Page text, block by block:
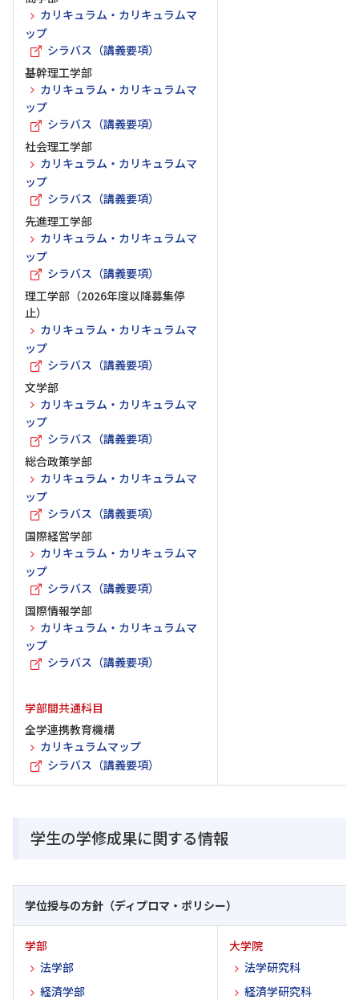
カリキュラム・カリキュラムマ
ップ
シラバス（講義要項）
基幹理工学部
カリキュラム・カリキュラムマ
ップ
シラバス（講義要項）
社会理工学部
カリキュラム・カリキュラムマ
ップ
シラバス（講義要項）
先進理工学部
カリキュラム・カリキュラムマ
ップ
シラバス（講義要項）
理工学部（2026年度以降募集停
止）
カリキュラム・カリキュラムマ
ップ
シラバス（講義要項）
文学部
カリキュラム・カリキュラムマ
ップ
シラバス（講義要項）
総合政策学部
カリキュラム・カリキュラムマ
ップ
シラバス（講義要項）
国際経営学部
カリキュラム・カリキュラムマ
ップ
シラバス（講義要項）
国際情報学部
カリキュラム・カリキュラムマ
ップ
シラバス（講義要項）
学部間共通科目
全学連携教育機構
カリキュラムマップ
シラバス（講義要項）
学生の学修成果に関する情報
学位授与の方針（ディプロマ・ポリシー）
学部
法学部
経済学部
大学院
法学研究科
経済学研究科